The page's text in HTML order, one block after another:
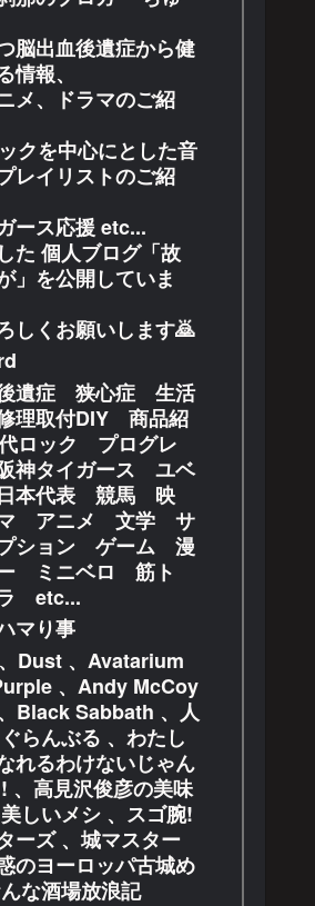
脳出血後遺症から健
情報、
メ、ドラマのご紹
クを中心にとした音
レイリストのご紹
ース応援 etc...
た 個人ブログ「故
」を公開していま
しくお願いします🙇
遺症 狭心症 生活
理取付DIY 商品紹
ロック プログレ
神タイガース ユベ
本代表 競馬 映
アニメ 文学 サ
ション ゲーム 漫
ミニベロ 筋ト
etc...
マり事
Dust 、Avatarium
、Andy McCoy
Black Sabbath 、人
らんぶる 、わたし
れるわけないじゃん
、高見沢俊彦の美味
しいメシ 、スゴ腕!
ーズ 、城マスター
のヨーロッパ古城め
な酒場放浪記